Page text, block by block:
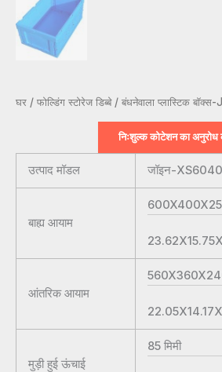
घर / फोल्डिंग स्टोरेज डिब्बे/ बंधनेवाला प्लास्टिक
निःशुल्क कोटेशन का अनुरोध
उत्पाद मॉडल जॉइन-
बाह्य आयाम
आंतरिक आयाम
मुड़ी हुई ऊंचाई
85 मिमी